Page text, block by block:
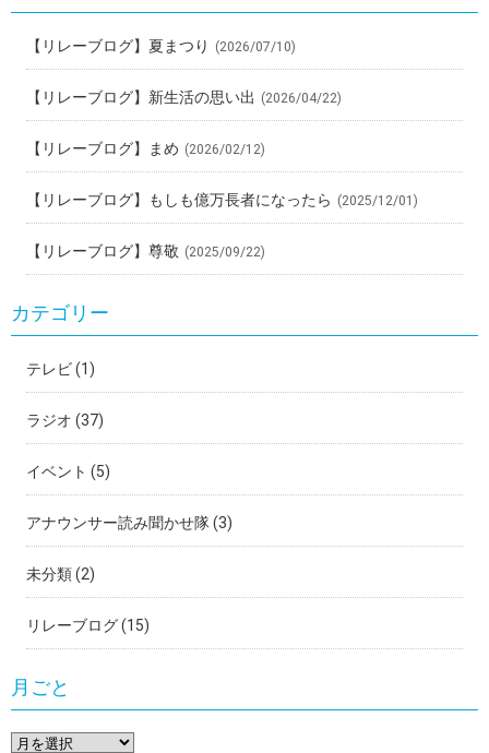
【リレーブログ】夏まつり (2026/07/10)
【リレーブログ】新生活の思い出 (2026/04/22)
【リレーブログ】まめ (2026/02/12)
【リレーブログ】もしも億万長者になったら (2025/12/01)
【リレーブログ】尊敬 (2025/09/22)
カテゴリー
テレビ(1)
ラジオ (37)
イベント (5)
アナウンサー読み聞かせ隊(3)
未分類(2)
リレーブログ(15)
月ごと